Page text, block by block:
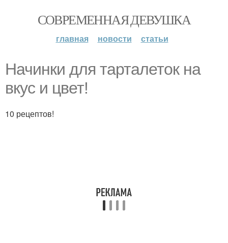
СОВРЕМЕННАЯ ДЕВУШКА
главная новости статьи
Начинки для тарталеток на
вкус и цвет!
10 рецептов!